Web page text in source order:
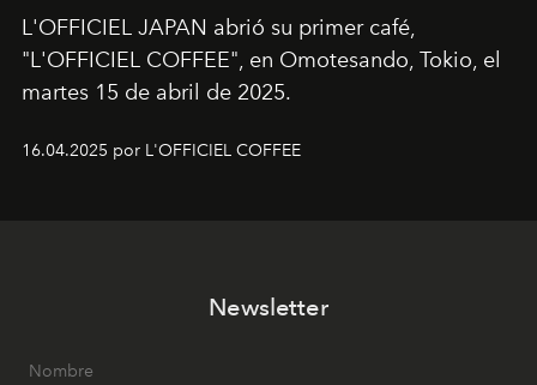
L'OFFICIEL JAPAN abrió su primer café,
"L'OFFICIEL COFFEE", en Omotesando, Tokio, el
martes 15 de abril de 2025.
16.04.2025 por L'OFFICIEL COFFEE
Newsletter